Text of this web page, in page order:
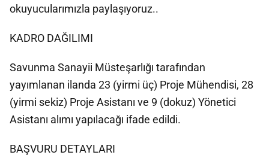
okuyucularımızla paylaşıyoruz..
KADRO DAĞILIMI
Savunma Sanayii Müsteşarlığı tarafından
yayımlanan ilanda 23 (yirmi üç) Proje Mühendisi, 28
(yirmi sekiz) Proje Asistanı ve 9 (dokuz) Yönetici
Asistanı alımı yapılacağı ifade edildi.
BAŞVURU DETAYLARI